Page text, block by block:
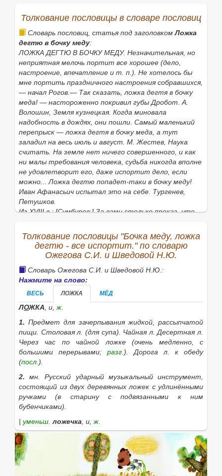
Толкование пословицы в словаре пословиц
Словарь пословиц, статья под заголовкомЛожка
дегтю в бочку меду:
ЛОЖКА ДЕГТЮ В БОЧКУ МЕДУ. Незначительная, но
неприятная мелочь портит все хорошее (дело,
настроение, впечатление и т. п.). Не хотелось бы
мне портить праздничного настроения собравшихся,
— начал Рогов.— Так сказать, ложка дегтя в бочку
меда! — настороженно покривил губы Дробот. А.
Волошин, Земля кузнецкая. Когда миновала
надобность в дождях, они пошли. Самый маленький
перепрыск — ложка дегтя в бочку меда, а тут
заладил на весь июль и август. М. Жестев, Наука
считать. На земле нет ничего совершенного, и как
ни малы требования человека, судьба никогда вполне
не удовлетворит его, даже испортит дело, если
можно... Ложка дегтю попадет-таки в бочку меду!
Иван Афанасьич испытал это на себе. Тургенев,
Петушков.
Из XVIII в.: [Сумбуров:] За вами столько проказ, что
дегтю, дегтю... [Маша:] Вы хотите сказать, что
бочка меду, да ложка дегтю? [Сумбуров:] Нет, нет,
бочка дегтю, да ложка меду! вот это можно о вас и о
— Снегирев: Бочка меду, да ложка дегтю; Даль:
Кадка (бочка) меду, ложка дегтю; все испортит;
Михельсон: Кадка меду, ложка дегтю; все испортит;
Рыбникова: Одна ложка дегтя портит бочку меда; В
бочку меда да ложку дегтя не кладут; Соболев:
Ложка дегтю испортит бочку меду.
Толкование пословицы "Бочка меду, ложка
дегтю - все испортит." по словарю
Ожегова С.И. и Шведовой Н.Ю.
Словарь Ожегова С.И. и Шведовой Н.Ю.:
Нажмите на слово:
ВЕСЬ ЛОЖКА МЁД
ЛОЖКА, и,ж.
1. Предмет для зачерпывания жидкой, рассыпчатой
пищи. Столовая л. (для супа). Чайная л. Десертная л.
Через час по чайной ложке(очень медленно, с
большими перерывами; разг.).Дорога л. к обеду
(посл.).
2.
мн.
Русский ударный музыкальный инструмент,
состоящий из двух деревянных ложек с удлинёнными
ручками (в старину с подвязанными к ним
бубенчиками).
| уменьш. ложечка, и,ж.
|прил.
, ая, ое.
Если нужное слово из пословицыБочка меду, ложка
дегтю - все испортит.отсутствует в
приведённом списке, то его можно найти с помощью